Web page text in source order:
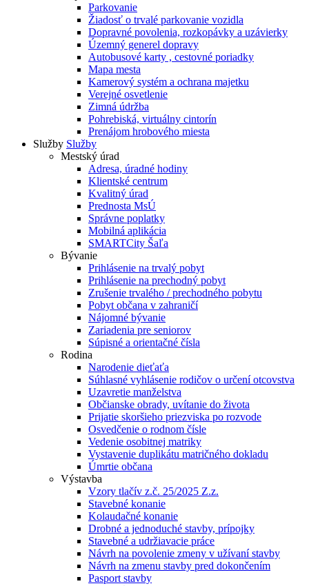
Parkovanie
Žiadosť o trvalé parkovanie vozidla
Dopravné povolenia, rozkopávky a uzávierky
Územný generel dopravy
Autobusové karty , cestovné poriadky
Mapa mesta
Kamerový systém a ochrana majetku
Verejné osvetlenie
Zimná údržba
Pohrebiská, virtuálny cintorín
Prenájom hrobového miesta
Služby Služby
Mestský úrad
Adresa, úradné hodiny
Klientské centrum
Kvalitný úrad
Prednosta MsÚ
Správne poplatky
Mobilná aplikácia
SMARTCity Šaľa
Bývanie
Prihlásenie na trvalý pobyt
Prihlásenie na prechodný pobyt
Zrušenie trvalého / prechodného pobytu
Pobyt občana v zahraničí
Nájomné bývanie
Zariadenia pre seniorov
Súpisné a orientačné čísla
Rodina
Narodenie dieťaťa
Súhlasné vyhlásenie rodičov o určení otcovstva
Uzavretie manželstva
Občianske obrady, uvítanie do života
Prijatie skoršieho priezviska po rozvode
Osvedčenie o rodnom čísle
Vedenie osobitnej matriky
Vystavenie duplikátu matričného dokladu
Úmrtie občana
Výstavba
Vzory tlačív z.č. 25/2025 Z.z.
Stavebné konanie
Kolaudačné konanie
Drobné a jednoduché stavby, prípojky
Stavebné a udržiavacie práce
Návrh na povolenie zmeny v užívaní stavby
Návrh na zmenu stavby pred dokončením
Pasport stavby